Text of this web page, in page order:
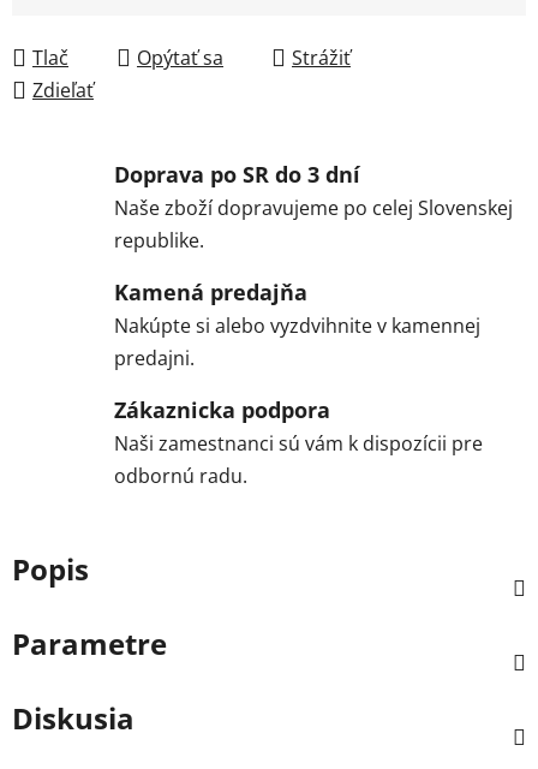
Tlač Opýtať sa
Strážiť
Zdieľať
Doprava po SR do 3 dní
Naše zboží dopravujeme po celej Slovenskej
republike.
Kamená predajňa
Nakúpte si alebo vyzdvihnite v kamennej
predajni.
Zákaznicka podpora
Naši zamestnanci sú vám k dispozícii pre
odbornú radu.
Popis
Parametre
Diskusia